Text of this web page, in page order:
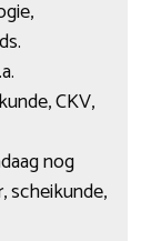
CKV,
nog
scheikunde,